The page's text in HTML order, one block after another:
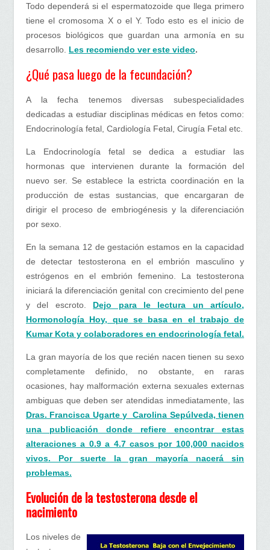
Todo dependerá si el espermatozoide que llega primero
tiene el cromosoma X o el Y. Todo esto es el inicio de
procesos biológicos que guardan una armonía en su
desarrollo. Les recomiendo ver este video.
¿Qué pasa luego de la fecundación?
A la fecha tenemos diversas subespecialidades
dedicadas a estudiar disciplinas médicas en fetos como:
Endocrinología fetal, Cardiología Fetal, Cirugía Fetal etc.
La Endocrinología fetal se dedica a estudiar las
hormonas que intervienen durante la formación del
nuevo ser. Se establece la estricta coordinación en la
producción de estas sustancias, que encargaran de
dirigir el proceso de embriogénesis y la diferenciación
por sexo.
En la semana 12 de gestación estamos en la capacidad
de detectar testosterona en el embrión masculino y
estrógenos en el embrión femenino. La testosterona
iniciará la diferenciación genital con crecimiento del pene
y del escroto. Dejo para le lectura un artículo,
Hormonología Hoy, que se basa en el trabajo de
Kumar Kota y colaboradores en endocrinología fetal.
La gran mayoría de los que recién nacen tienen su sexo
completamente definido, no obstante, en raras
ocasiones, hay malformación externa sexuales externas
ambiguas que deben ser atendidas inmediatamente, las
Dras. Francisca Ugarte y Carolina Sepúlveda, tienen
una publicación donde refiere encontrar estas
alteraciones a 0.9 a 4.7 casos por 100,000 nacidos
vivos. Por suerte la gran mayoría nacerá sin
problemas.
Evolución de la testosterona desde el
nacimiento
Los niveles de